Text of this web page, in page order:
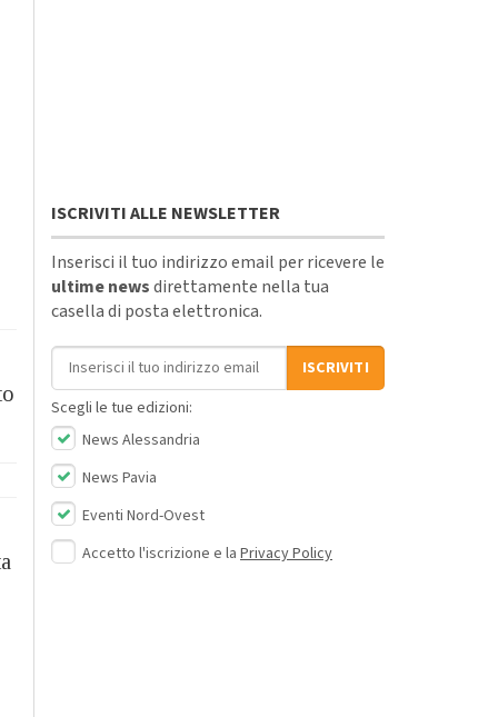
ISCRIVITI ALLE NEWSLETTER
Inserisci il tuo indirizzo email per ricevere le
ultime newsdirettamente nella tua
casella di posta elettronica.
Indirizzo email
ISCRIVITI
Scegli le tue edizioni:
News Alessandria
News Pavia
Eventi Nord-Ovest
Accetto l'iscrizione e la Privacy Policy